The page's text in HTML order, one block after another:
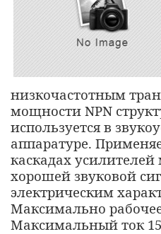
низкочастотным
мощности NPN
используется в
аппаратуре.
каскадах
хорошей звуковой
электрическим
Максимально
Максимальный ток